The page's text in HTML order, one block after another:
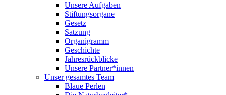
Unsere Aufgaben
Stiftungsorgane
Gesetz
Satzung
Organigramm
Geschichte
Jahresrückblicke
Unsere Partner*innen
Unser gesamtes Team
Blaue Perlen